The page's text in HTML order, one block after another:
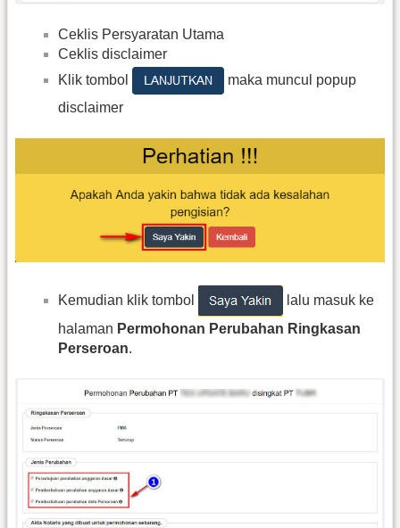
Ceklis Persyaratan Utama
Ceklis disclaimer
Klik tombol
maka muncul popup
disclaimer
Kemudian klik tombol
lalu masuk ke
halaman Permohonan Perubahan Ringkasan
Perseroan.